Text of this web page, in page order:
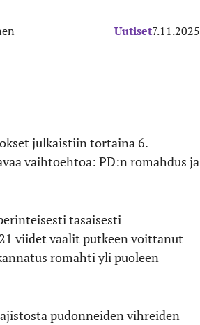
Uutiset7.11.2025
julkaistiin tortaina 6.
vaihtoehtoa: PD:n romahdus ja
tasaisesti
viidet vaalit putkeen voittanut
romahti yli puoleen
pudonneiden vihreiden